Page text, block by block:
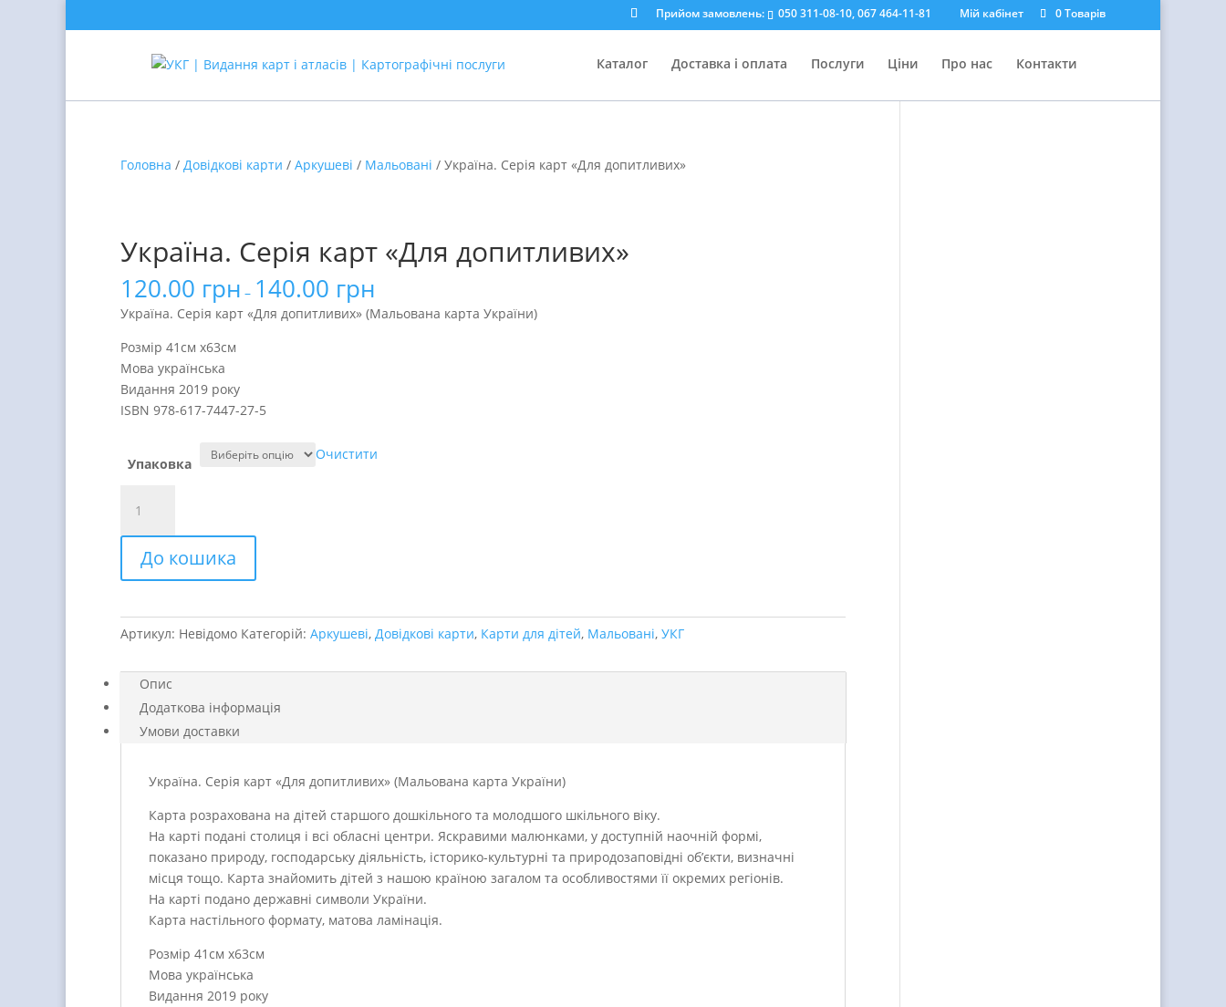
Прийом замовлень: 050 311-08-10, 067 464-11-81 Мій кабінет 0 Товарів
Каталог Доставка і оплата Послуги Ціни Про нас Контакти
Головна / Довідкові карти / Аркушеві / Мальовані / Україна. Серія карт «Для допитливих»
Україна. Серія карт «Для допитливих»
120.00 грн – 140.00 грн
Україна. Серія карт «Для допитливих» (Мальована карта України)
Розмір 41см х63см
Мова українська
Видання 2019 року
ISBN 978-617-7447-27-5
Упаковка
Очистити
Серія
карт
«Для
допитливих»
До кошика
Артикул: Невідомо Категорій: Аркушеві, Довідкові карти, Карти для дітей, Мальовані, УКГ
Опис
Додаткова інформація
Умови доставки
Україна. Серія карт «Для допитливих» (Мальована карта України)
Карта розрахована на дітей старшого дошкільного та молодшого шкільного віку.
На карті подані столиця і всі обласні центри. Яскравими малюнками, у доступній наочній формі,
показано природу, господарську діяльність, історико-культурні та природозаповідні об’єкти, визначні
місця тощо. Карта знайомить дітей з нашою країною загалом та особливостями її окремих регіонів.
На карті подано державні символи України.
Карта настільного формату, матова ламінація.
Розмір 41см х63см
Мова українська
Видання 2019 року